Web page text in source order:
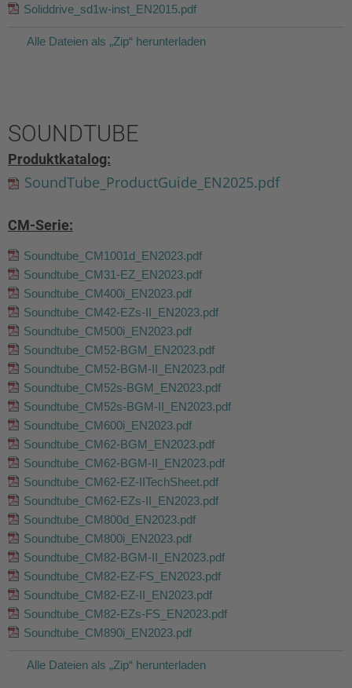
Soliddrive_sd1w-inst_EN2015.pdf
Alle Dateien als „Zip“ herunterladen
SOUNDTUBE
Produktkatalog:
SoundTube_ProductGuide_EN2025.pdf
CM-Serie:
Soundtube_CM1001d_EN2023.pdf
Soundtube_CM31-EZ_EN2023.pdf
Soundtube_CM400i_EN2023.pdf
Soundtube_CM42-EZs-II_EN2023.pdf
Soundtube_CM500i_EN2023.pdf
Soundtube_CM52-BGM_EN2023.pdf
Soundtube_CM52-BGM-II_EN2023.pdf
Soundtube_CM52s-BGM_EN2023.pdf
Soundtube_CM52s-BGM-II_EN2023.pdf
Soundtube_CM600i_EN2023.pdf
Soundtube_CM62-BGM_EN2023.pdf
Soundtube_CM62-BGM-II_EN2023.pdf
Soundtube_CM62-EZ-IITechSheet.pdf
Soundtube_CM62-EZs-II_EN2023.pdf
Soundtube_CM800d_EN2023.pdf
Soundtube_CM800i_EN2023.pdf
Soundtube_CM82-BGM-II_EN2023.pdf
Soundtube_CM82-EZ-FS_EN2023.pdf
Soundtube_CM82-EZ-II_EN2023.pdf
Soundtube_CM82-EZs-FS_EN2023.pdf
Soundtube_CM890i_EN2023.pdf
Alle Dateien als „Zip“ herunterladen